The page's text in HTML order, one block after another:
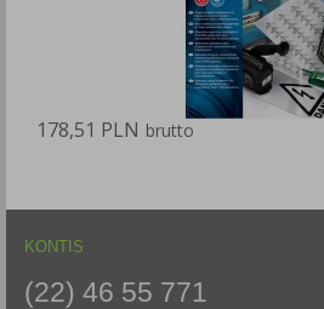
178,51 PLN brutto
KONTIS
(22) 46 55 771